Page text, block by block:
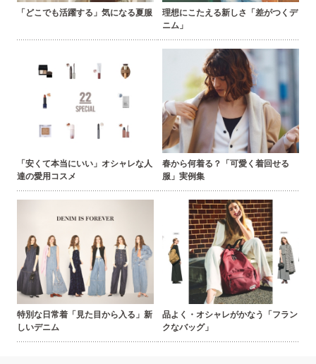
「どこでも活躍する」気になる夏服
理想にこたえる新しさ「差がつくデ
ニム」
「安くて本当にいい」オシャレな人
達の愛用コスメ
春から何着る？「可愛く着回せる
服」実例集
特別な日常着「見た目から入る」新
しいデニム
品よく・オシャレがかなう「フラン
クなバッグ」